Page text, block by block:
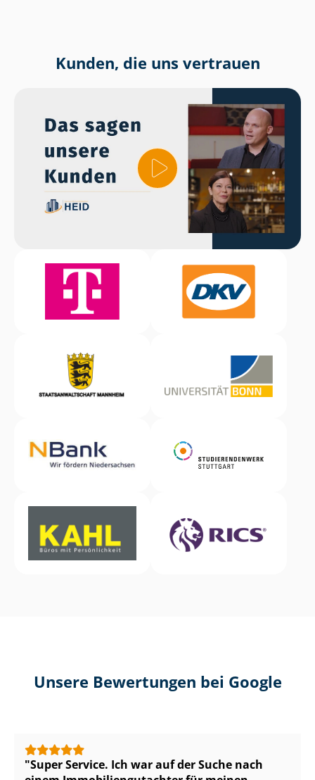
Kunden, die uns vertrauen
Unsere Bewertungen bei Google
Super Service. Ich war auf der Suche nach